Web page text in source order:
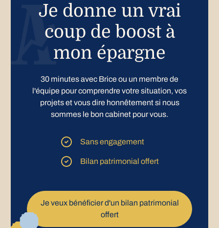
Je donne un vrai
coup de boost à
mon épargne
30 minutes avec Brice ou un membre de
l'équipe pour comprendre votre situation, vos
projets et vous dire honnêtement si nous
sommes le bon cabinet pour vous.
Sans engagement
Bilan patrimonial offert
Je veux bénéficier d'un bilan patrimonial
offert